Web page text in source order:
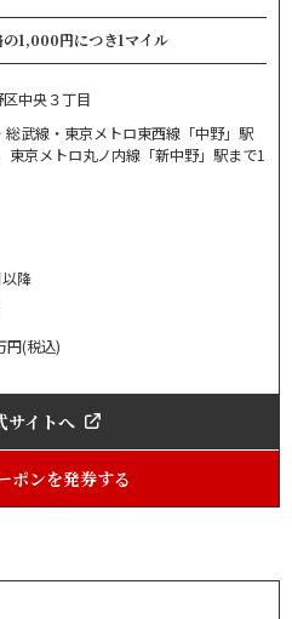
1,000円につき1マイル
中央３丁目
総武線・東京メトロ東西線「中野」駅
東京メトロ丸ノ内線「新中野」駅まで1
降
円(税込)
サイトへ
ポンを発券する